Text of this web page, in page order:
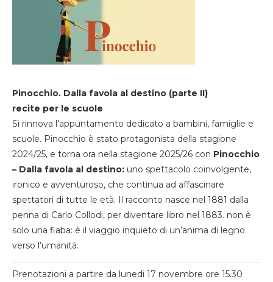
Pinocchio. Dalla favola al destino (parte II)
recite per le scuole
Si rinnova l’appuntamento dedicato a bambini, famiglie e
scuole. Pinocchio è stato protagonista della stagione
2024/25, e torna ora nella stagione 2025/26 con Pinocchio
– Dalla favola al destino: uno spettacolo coinvolgente,
ironico e avventuroso, che continua ad affascinare
spettatori di tutte le età. Il racconto nasce nel 1881 dalla
penna di Carlo Collodi, per diventare libro nel 1883. non è
solo una fiaba: è il viaggio inquieto di un’anima di legno
verso l’umanità.
Prenotazioni a partire da lunedi 17 novembre ore 15.30